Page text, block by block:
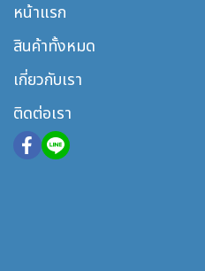
หน้าแรก
สินค้าทั้งหมด
เกี่ยวกับเรา
ติดต่อเรา